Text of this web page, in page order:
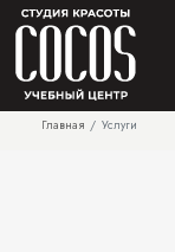
Главная Услуги